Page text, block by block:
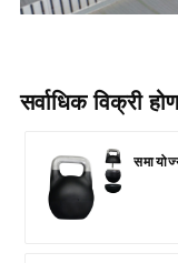
सर्वाधिक विक्री